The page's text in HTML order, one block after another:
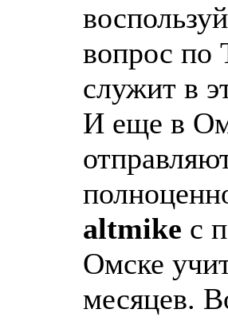
вопрос по
служит в
И еще в
altmike с
Омске
месяцев.